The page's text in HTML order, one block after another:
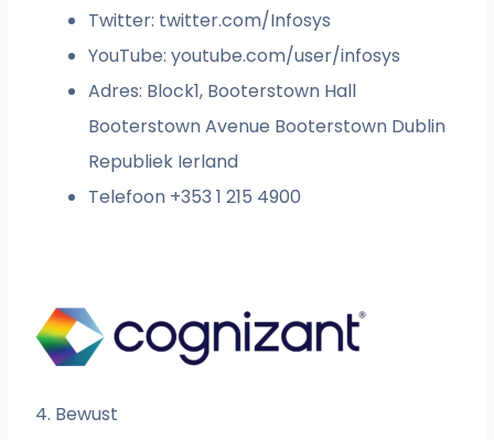
Twitter: twitter.com/Infosys
YouTube: youtube.com/user/infosys
Adres: Block1, Booterstown Hall
Booterstown Avenue Booterstown Dublin​
Republiek Ierland
Telefoon +353 1 215 4900
4. Bewust